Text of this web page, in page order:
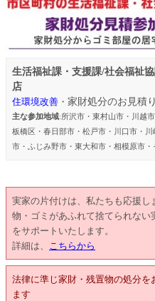
生活福祉課・支援課/社会福祉
店
住環境改善 ・ 家財処分のお見積
主な参加地域:所沢市・東村山市・川越
板橋区・春日部市・松戸市・川口市・川
市・ふじみ野市・東大和市・相模原市・
実家の片付けは、私たちも応援し
物・ゴミがあふれて捨てられない
をサポートいたします。
詳細は、 こちらから
法律に準じ家財・残置物の処分を
ます